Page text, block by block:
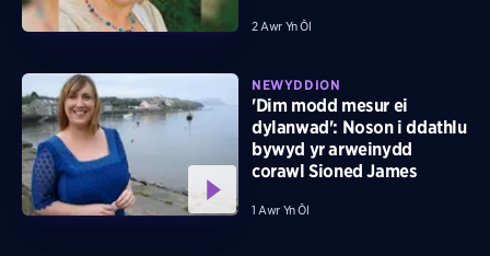
2 Awr Yn Ôl
NEWYDDION
'Dim modd mesur ei
dylanwad': Noson i ddathlu
bywyd yr arweinydd
corawl Sioned James
1 Awr Yn Ôl